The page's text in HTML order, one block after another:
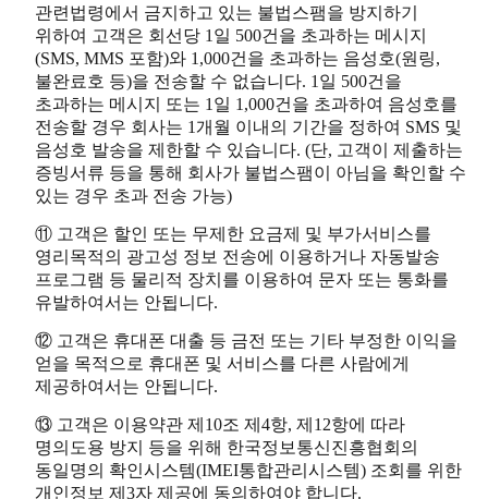
관련법령에서 금지하고 있는 불법스팸을 방지하기
위하여 고객은 회선당 1일 500건을 초과하는 메시지
(SMS, MMS 포함)와 1,000건을 초과하는 음성호(원링,
불완료호 등)을 전송할 수 없습니다. 1일 500건을
초과하는 메시지 또는 1일 1,000건을 초과하여 음성호를
전송할 경우 회사는 1개월 이내의 기간을 정하여 SMS 및
음성호 발송을 제한할 수 있습니다. (단, 고객이 제출하는
증빙서류 등을 통해 회사가 불법스팸이 아님을 확인할 수
있는 경우 초과 전송 가능)
⑪ 고객은 할인 또는 무제한 요금제 및 부가서비스를
영리목적의 광고성 정보 전송에 이용하거나 자동발송
프로그램 등 물리적 장치를 이용하여 문자 또는 통화를
유발하여서는 안됩니다.
⑫ 고객은 휴대폰 대출 등 금전 또는 기타 부정한 이익을
얻을 목적으로 휴대폰 및 서비스를 다른 사람에게
제공하여서는 안됩니다.
⑬ 고객은 이용약관 제10조 제4항, 제12항에 따라
명의도용 방지 등을 위해 한국정보통신진흥협회의
동일명의 확인시스템(IMEI통합관리시스템) 조회를 위한
개인정보 제3자 제공에 동의하여야 합니다.